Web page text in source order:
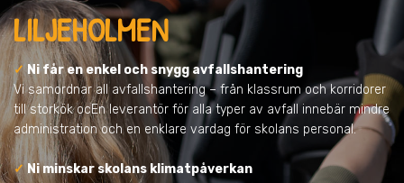
LILJEHOLMEN
✓ Ni får en enkel och snygg avfallshantering
Vi samordnar all avfallshantering – från klassrum och korridorer
till storkök ocEn leverantör för alla typer av avfall innebär mindre
administration och en enklare vardag för skolans personal.
✓Ni minskar skolans klimatpåverkan